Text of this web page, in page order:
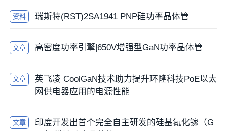
资料 瑞斯特(RST)2SA1941 PNP硅功率晶体管
文章 高密度功率引擎|650V增强型GaN功率晶体管
文章
英飞凌 CoolGaN技术助力提升环隆科技PoE以太
网供电器应用的电源性能
文章
印度开发出首个完全自主研发的硅基氮化镓（G